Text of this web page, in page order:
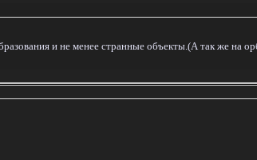
и не менее странные объекты.(А так же на